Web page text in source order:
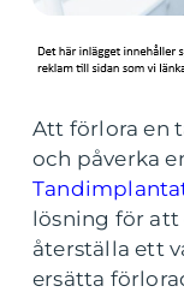
Att förlora en
och påverka
lösning för att
återställa ett
ersätta